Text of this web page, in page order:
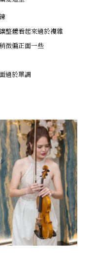
整體看起來過於複雜
微偏正面一些
過於單調